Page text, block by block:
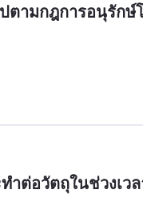
ามกฎการอนุรักษ์
ำต่อวัตถุในช่วงเว